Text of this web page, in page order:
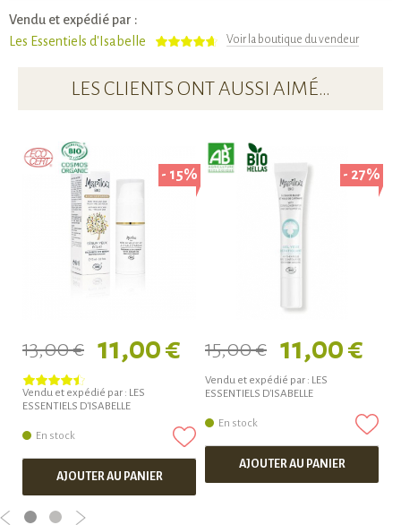
Vendu et expédié par :
Les Essentiels d'Isabelle
Voir la boutique du vendeur
LES CLIENTS ONT AUSSI AIMÉ…
- 15%
13,00 € 11,00 €
Vendu et expédié par : LES
ESSENTIELS D'ISABELLE
En stock
AJOUTER AU PANIER
- 27%
15,00 € 11,00 €
Vendu et expédié par : LES
ESSENTIELS D'ISABELLE
En stock
AJOUTER AU PANIER